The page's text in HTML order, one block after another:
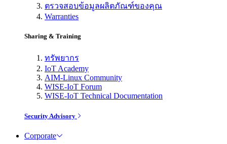
ตรวจสอบข้อมูลผลิตภัณฑ์ของคุณ
Warranties
Sharing & Training
ทรัพยากร
IoT Academy
AIM-Linux Community
WISE-IoT Forum
WISE-IoT Technical Documentation
Security Advisory
Corporate